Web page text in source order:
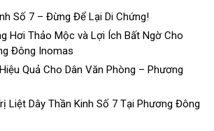
Số 7 – Đừng Để Lại Di Chứng!
Hơi Thảo Mộc và Lợi Ích Bất Ngờ Cho
Đông Inomas
Quả Cho Dân Văn Phòng – Phương
Liệt Dây Thần Kinh Số 7 Tại Phương Đông